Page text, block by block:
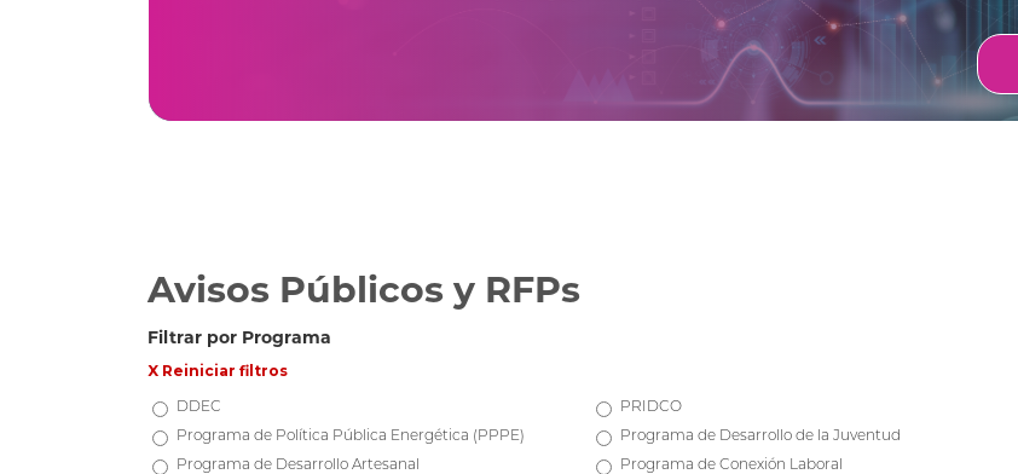
Avisos Públicos y RFPs
Filtrar por Programa
X Reiniciar filtros
DDEC
PRIDCO
Programa de Política Pública Energética (PPPE)
Programa de Desarrollo de la Juventud
Programa de Desarrollo Artesanal
Programa de Conexión Laboral